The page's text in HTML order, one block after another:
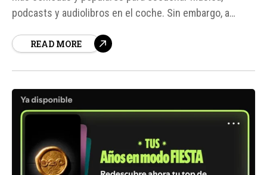
podcasts y audiolibros en el coche. Sin embargo, a
usuarios. Los problemas pueden variar, desde que la app
READ MORE